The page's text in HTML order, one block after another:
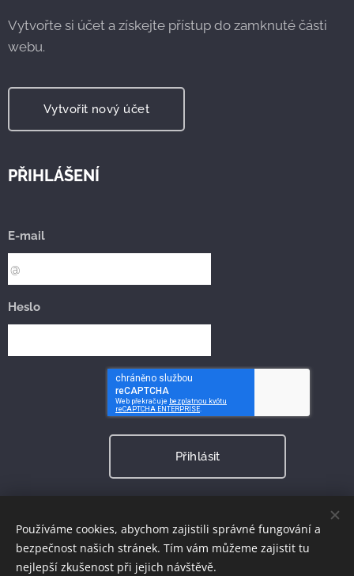
Vytvořte si účet a získejte přístup do zamknuté části
webu.
Vytvořit nový účet
PŘIHLÁŠENÍ
E-mail
Heslo
Přihlásit
Používáme cookies, abychom zajistili správné fungování a
bezpečnost našich stránek. Tím vám můžeme zajistit tu
nejlepší zkušenost při jejich návštěvě.